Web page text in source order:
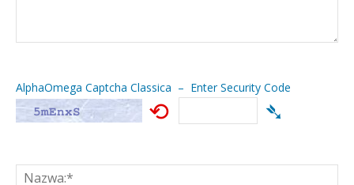
AlphaOmega Captcha Classica – Enter Security Code
⟲ ➴